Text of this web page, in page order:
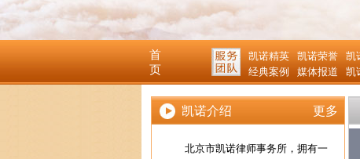
首
页
凯诺精英 凯诺荣誉 凯
经典案例
媒体报道 凯
凯诺介绍 更多
北京市凯诺律师事务所，拥有一